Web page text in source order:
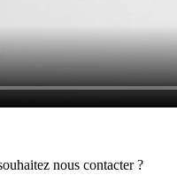
nous contacter ?